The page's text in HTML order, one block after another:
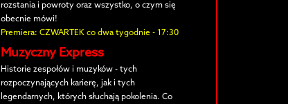
rozstania i powroty oraz wszystko, o czym się
obecnie mówi!
Premiera: CZWARTEK co dwa tygodnie - 17:30
Muzyczny Express
Historie zespołów i muzyków - tych
rozpoczynających karierę, jak i tych
legendarnych, których słuchają pokolenia. Co